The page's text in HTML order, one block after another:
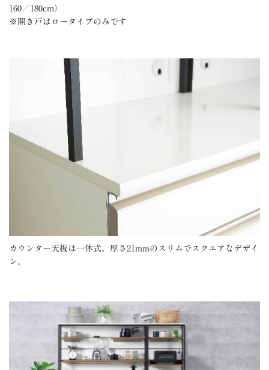
160／180cm）
※開き戸はロータイプのみです
カウンター天板は一体式。厚さ21mmのスリムでスクエアなデザイ
ン。